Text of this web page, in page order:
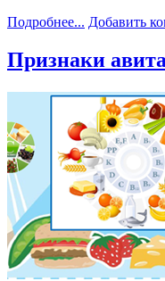
Подробнее... Добавить
Признаки